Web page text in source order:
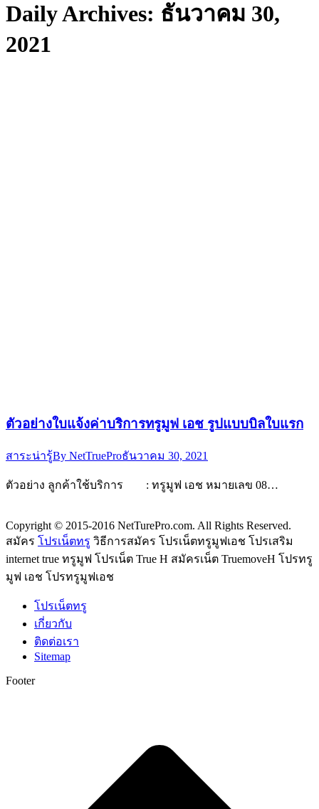
Daily Archives: ธันวาคม 30,
2021
ตัวอย่างใบแจ้งค่าบริการทรูมูฟ เอช รูปแบบบิลใบแรก
สาระน่ารู้By NetTrueProธันวาคม 30, 2021
ตัวอย่าง ลูกค้าใช้บริการ : ทรูมูฟ เอช หมายเลข 08…
Copyright © 2015-2016 NetTurePro.com. All Rights Reserved.
สมัคร โปรเน็ตทรู วิธีการสมัคร โปรเน็ตทรูมูฟเอช โปรเสริม
internet true ทรูมูฟ โปรเน็ต True H สมัครเน็ต TruemoveH โปรทรู
มูฟ เอช โปรทรูมูฟเอช
โปรเน็ตทรู
เกี่ยวกับ
ติดต่อเรา
Sitemap
Footer